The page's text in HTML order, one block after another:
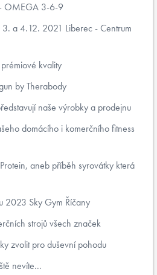
OMEGA 3-6-9
3. a 4.12. 2021 Liberec - Centrum
kvality
by Therabody
naše výrobky a prodejnu
domácího i komerčního fitness
aneb příběh syrovátky která
2023 Sky Gym Říčany
strojů všech značek
zvolit pro duševní pohodu
nevíte...